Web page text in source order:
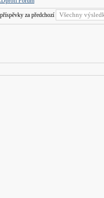
za předchozí